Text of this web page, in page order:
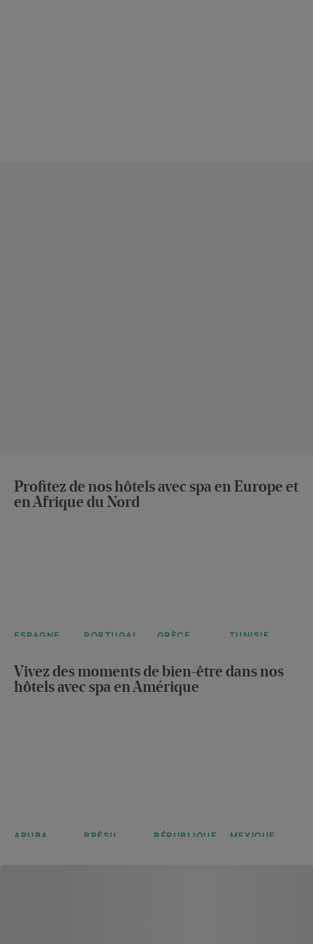
Profitez de nos hôtels avec spa en Europe et
en Afrique du Nord
ESPAGNE
Selection
Anthelia
Voir plus
PORTUGAL
Selection
Lagos
Algarve
GRÈCE
Selection
Creta
Marine
TUNISIE
Selection
Eolia
Vivez des moments de bien-être dans nos
hôtels avec spa en Amérique
ARUBA BRÉSIL
RÉPUBLIQUE
MEXIQUE